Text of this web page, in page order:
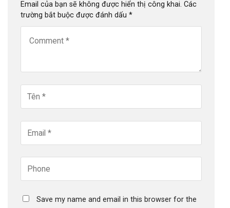
Email của bạn sẽ không được hiển thị công khai. Các
trường bắt buộc được đánh dấu *
Save my name and email in this browser for the